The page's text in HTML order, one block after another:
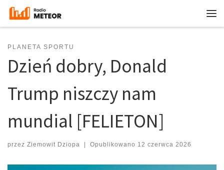
Przejdź do treści
PLANETA SPORTU
Dzień dobry, Donald
Trump niszczy nam
mundial [FELIETON]
przez Ziemowit Dziopa Opublikowano 12 czerwca 2026